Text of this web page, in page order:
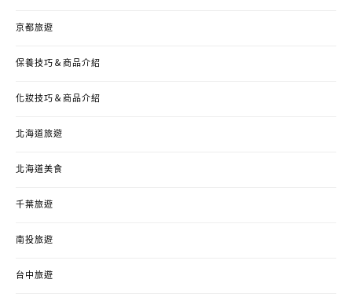
京都旅遊
保養技巧＆商品介紹
化妝技巧＆商品介紹
北海道旅遊
北海道美食
千葉旅遊
南投旅遊
台中旅遊